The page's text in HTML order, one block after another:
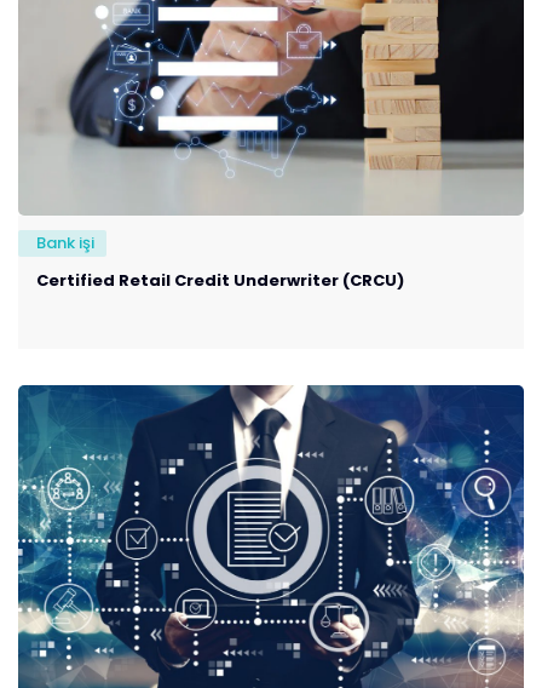
Bank işi
Certified Retail Credit Underwriter (CRCU)